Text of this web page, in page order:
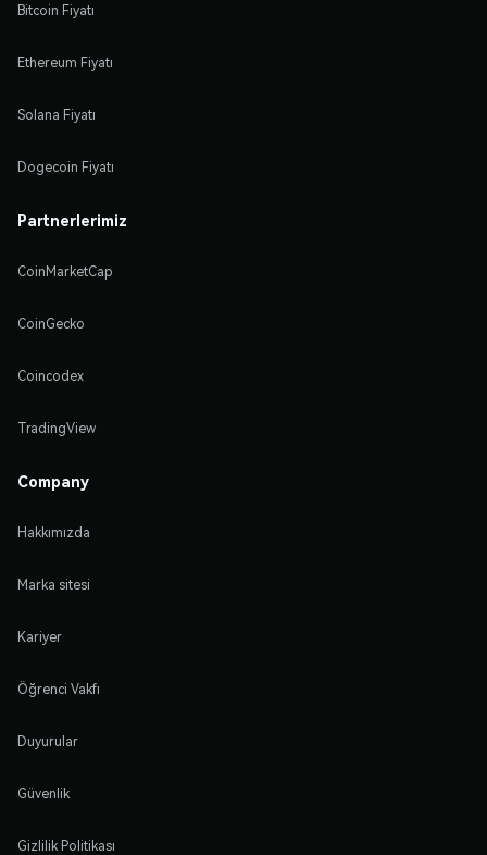
Bitcoin Fiyatı
Ethereum Fiyatı
Solana Fiyatı
Dogecoin Fiyatı
Partnerlerimiz
CoinMarketCap
CoinGecko
Coincodex
TradingView
Company
Hakkımızda
Marka sitesi
Kariyer
Öğrenci Vakfı
Duyurular
Güvenlik
Gizlilik Politikası